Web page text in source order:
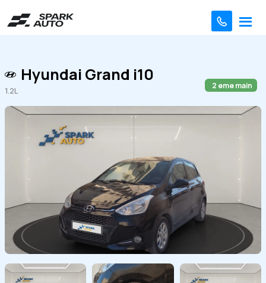
Hyundai Grand i10
1.2L 2 eme main